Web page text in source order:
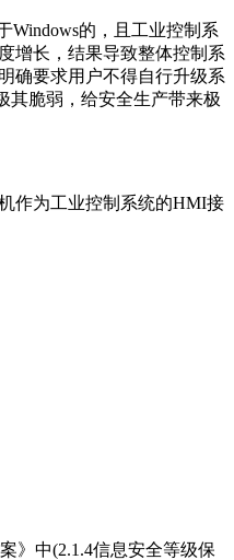
Windows的，且工业控制系
增长，结果导致整体控制系
确要求用户不得自行升级系
其脆弱，给安全生产带来极
作为工业控制系统的HMI接
》中(2.1.4信息安全等级保